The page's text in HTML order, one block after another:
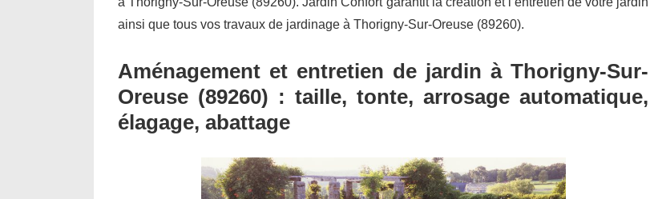
ainsi que tous vos travaux de jardinage à Thorigny-Sur-Oreuse (89260).
Aménagement et entretien de jardin à Thorigny-Sur-
Oreuse (89260) : taille, tonte, arrosage automatique,
élagage, abattage